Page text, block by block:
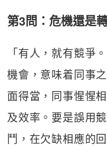
第3問：危機還是
「有人，就有競爭
機會，意味着同事
面得當，同事惺惺
及效率。要是誤用
鬥，在欠缺相應的